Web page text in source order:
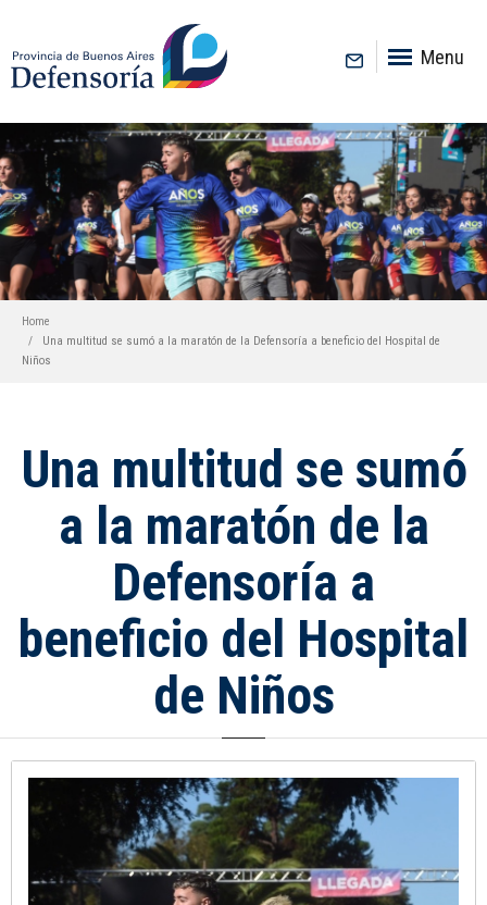
Menu
Home
Una multitud se sumó a la maratón de la Defensoría a beneficio del Hospital de
Niños
Una multitud se sumó
a la maratón de la
Defensoría a
beneficio del Hospital
de Niños